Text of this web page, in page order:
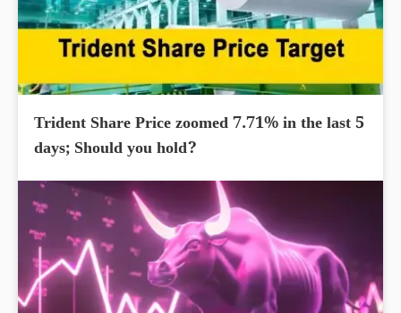
Trident Share Price zoomed 7.71% in the last 5
days; Should you hold?